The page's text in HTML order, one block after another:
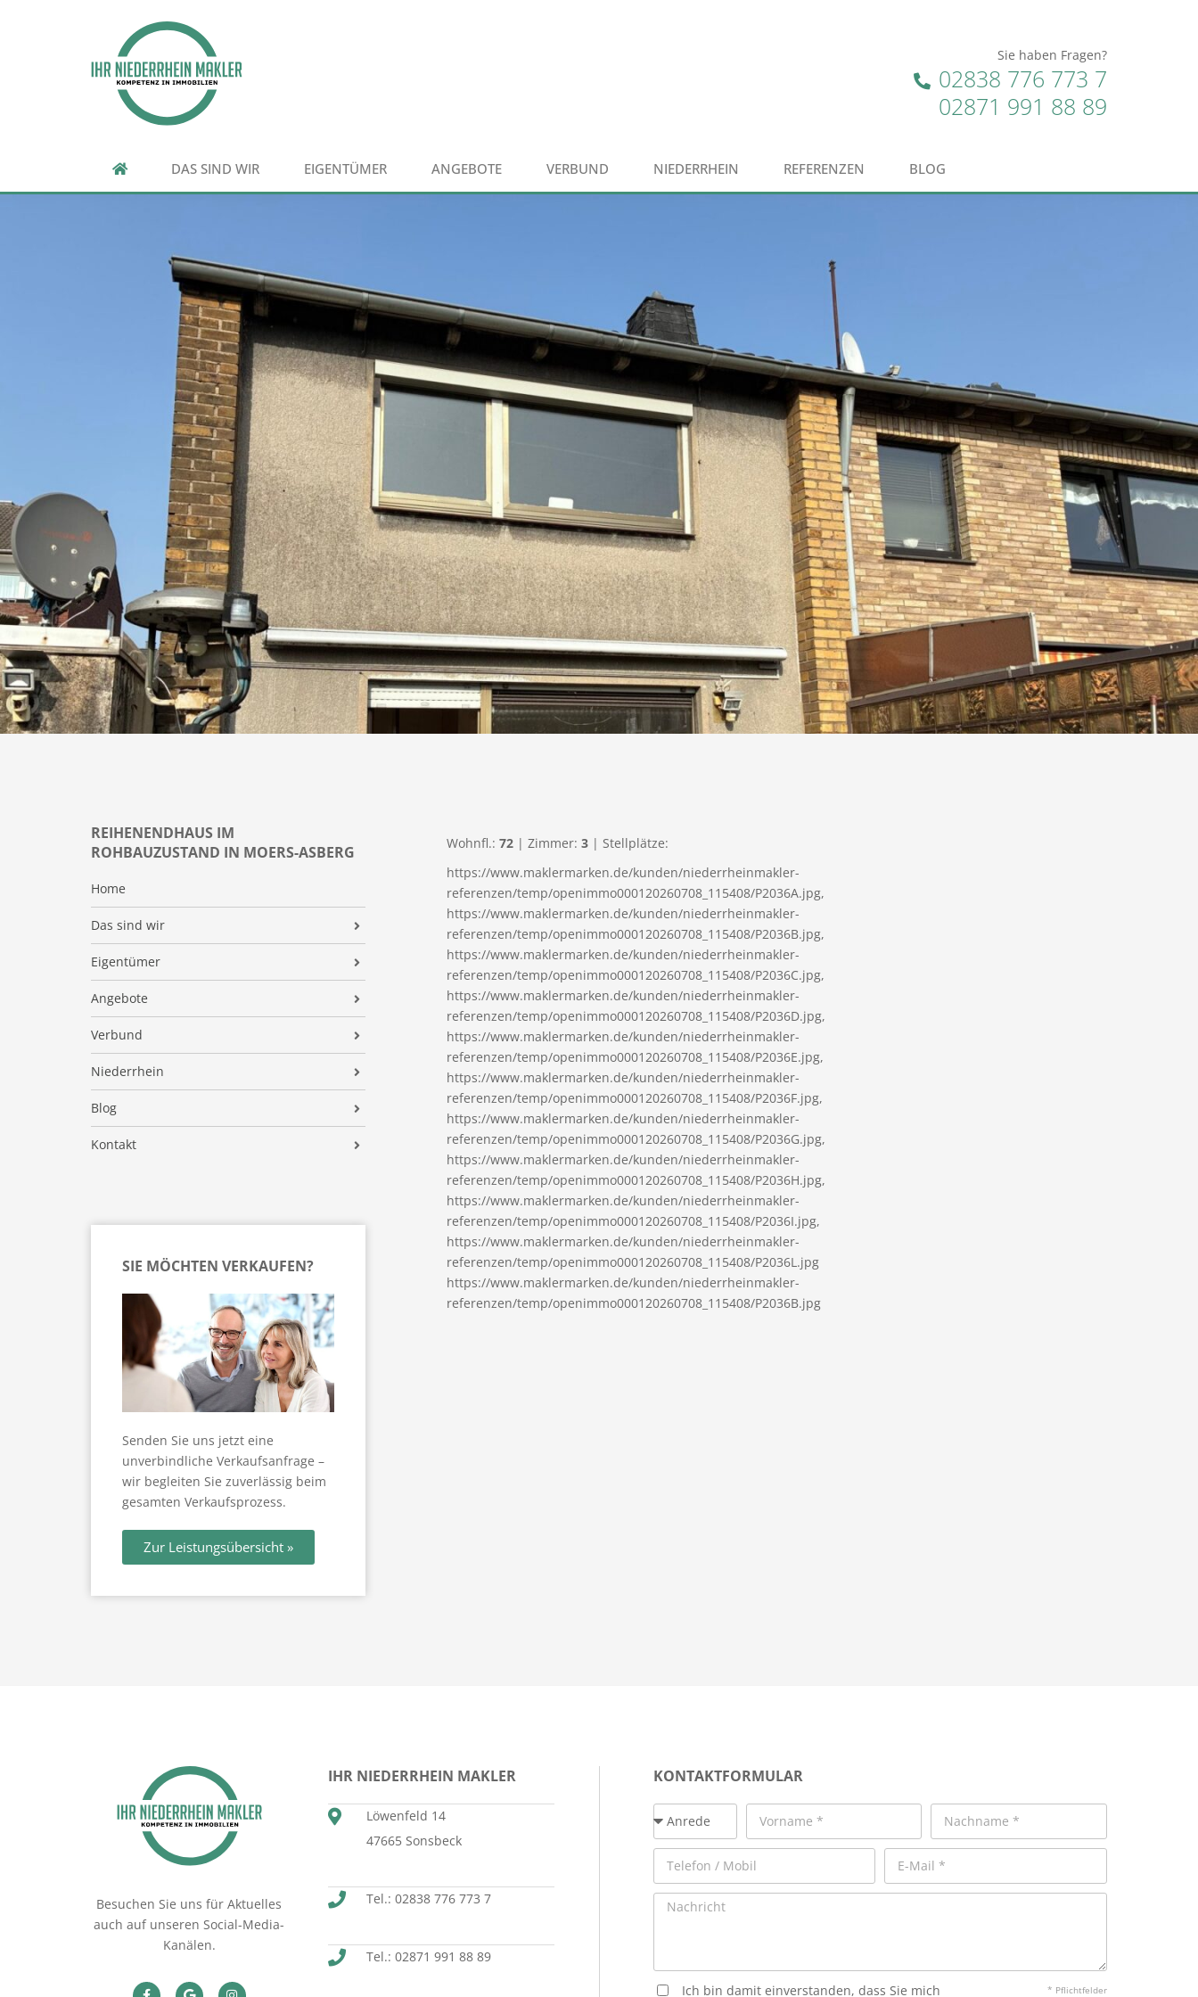
Sie haben Fragen?
02838 776 773 7
02871 991 88 89
DAS SIND WIR EIGENTÜMER ANGEBOTE VERBUND NIEDERRHEIN REFERENZEN BLOG
REIHENENDHAUS IM
ROHBAUZUSTAND IN MOERS-ASBERG
Home
Das sind wir
Unternehmen
Wolfram Büren
Team
Leistungsübersicht
Kontakt
Eigentümer
Immobilienbewertung
Service
Potenzialanalyse
Massiver Vorteil
Home Staging
Referenzen
Angebote
Immobilienangebote
Suchauftrag
Kaufberatung
Veranstaltungen
Verbund
Gemeinsam stark
WIB24
IVD
Finanzierung
Niederrhein
Marktbericht
Kreis Wesel
Blog
Übersicht aller Themen
Die Besichtigung
Immobilienrente Ratgeber
Scheidungsimmobilie Ratgeber
Verkauf einer vermieteten Wohnung
Ratgeber
Wohnen im Alter
Kontakt
Widerrufsbelehrung
SIE MÖCHTEN VERKAUFEN?
Senden Sie uns jetzt eine
unverbindliche Verkaufsanfrage –
wir begleiten Sie zuverlässig beim
gesamten Verkaufsprozess.
Zur Leistungsübersicht »
Wohnfl.: 72| Zimmer: 3| Stellplätze:
https://www.maklermarken.de/kunden/niederrheinmakler-
referenzen/temp/openimmo000120260708_115408/P2036A.jpg,
https://www.maklermarken.de/kunden/niederrheinmakler-
referenzen/temp/openimmo000120260708_115408/P2036B.jpg,
https://www.maklermarken.de/kunden/niederrheinmakler-
referenzen/temp/openimmo000120260708_115408/P2036C.jpg,
https://www.maklermarken.de/kunden/niederrheinmakler-
referenzen/temp/openimmo000120260708_115408/P2036D.jpg,
https://www.maklermarken.de/kunden/niederrheinmakler-
referenzen/temp/openimmo000120260708_115408/P2036E.jpg,
https://www.maklermarken.de/kunden/niederrheinmakler-
referenzen/temp/openimmo000120260708_115408/P2036F.jpg,
https://www.maklermarken.de/kunden/niederrheinmakler-
referenzen/temp/openimmo000120260708_115408/P2036G.jpg,
https://www.maklermarken.de/kunden/niederrheinmakler-
referenzen/temp/openimmo000120260708_115408/P2036H.jpg,
https://www.maklermarken.de/kunden/niederrheinmakler-
referenzen/temp/openimmo000120260708_115408/P2036I.jpg,
https://www.maklermarken.de/kunden/niederrheinmakler-
referenzen/temp/openimmo000120260708_115408/P2036L.jpg
https://www.maklermarken.de/kunden/niederrheinmakler-
referenzen/temp/openimmo000120260708_115408/P2036B.jpg
Besuchen Sie uns für Aktuelles
auch auf unseren Social-Media-
Kanälen.
IHR NIEDERRHEIN MAKLER
Löwenfeld 14
47665 Sonsbeck
Tel.: 02838 776 773 7
Tel.: 02871 991 88 89
KONTAKTFORMULAR
Ich bin damit einverstanden, dass Sie mich * Pflichtfelder